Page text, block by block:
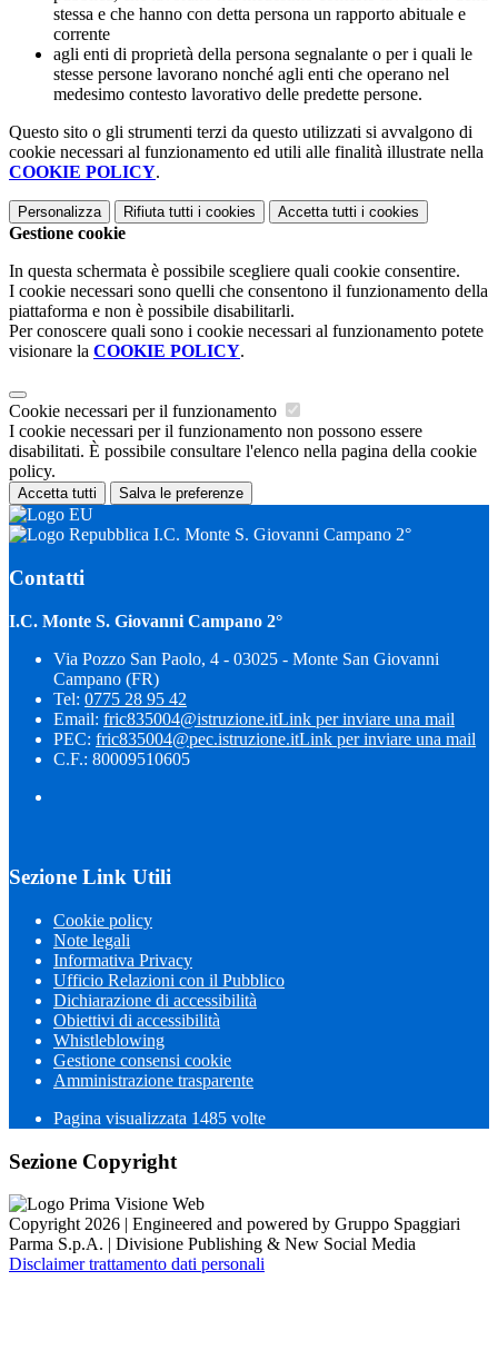
stessa e che hanno con detta persona un rapporto abituale e
corrente
agli enti di proprietà della persona segnalante o per i quali le
stesse persone lavorano nonché agli enti che operano nel
medesimo contesto lavorativo delle predette persone.
Questo sito o gli strumenti terzi da questo utilizzati si avvalgono di
cookie necessari al funzionamento ed utili alle finalità illustrate nella
COOKIE POLICY.
Personalizza Rifiuta tutti i cookies Accetta tutti i cookies
Gestione cookie
In questa schermata è possibile scegliere quali cookie consentire.
I cookie necessari sono quelli che consentono il funzionamento della
piattaforma e non è possibile disabilitarli.
Per conoscere quali sono i cookie necessari al funzionamento potete
visionare la COOKIE POLICY.
Cookie necessari per il funzionamento
I cookie necessari per il funzionamento non possono essere
disabilitati. È possibile consultare l'elenco nella pagina della cookie
policy.
Accetta tutti Salva le preferenze
I.C. Monte S. Giovanni Campano 2°
Contatti
I.C. Monte S. Giovanni Campano 2°
Via Pozzo San Paolo, 4 - 03025 - Monte San Giovanni
Campano (FR)
Tel: 0775 28 95 42
Email: fric835004@istruzione.itLink per inviare una mail
PEC: fric835004@pec.istruzione.itLink per inviare una mail
C.F.: 80009510605
Sezione Link Utili
Cookie policy
Note legali
Informativa Privacy
Ufficio Relazioni con il Pubblico
Dichiarazione di accessibilità
Obiettivi di accessibilità
Whistleblowing
Gestione consensi cookie
Amministrazione trasparente
Pagina visualizzata 1485 volte
Sezione Copyright
Copyright 2026 | Engineered and powered by Gruppo Spaggiari
Parma S.p.A. | Divisione Publishing & New Social Media
Disclaimer trattamento dati personali